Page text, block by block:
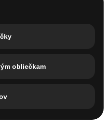
obliečkam